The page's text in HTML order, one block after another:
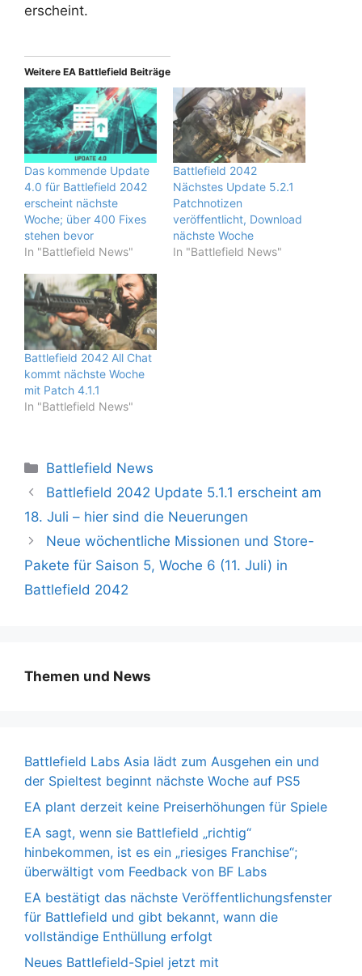
erscheint.
Weitere EA Battlefield Beiträge
Das kommende Update
4.0 für Battlefield 2042
erscheint nächste
Woche; über 400 Fixes
stehen bevor
In "Battlefield News"
Battlefield 2042
Nächstes Update 5.2.1
Patchnotizen
veröffentlicht, Download
nächste Woche
In "Battlefield News"
Battlefield 2042 All Chat
kommt nächste Woche
mit Patch 4.1.1
In "Battlefield News"
Kategorien
Battlefield News
Battlefield 2042 Update 5.1.1 erscheint am
18. Juli – hier sind die Neuerungen
Neue wöchentliche Missionen und Store-
Pakete für Saison 5, Woche 6 (11. Juli) in
Battlefield 2042
Themen und News
Battlefield Labs Asia lädt zum Ausgehen ein und
der Spieltest beginnt nächste Woche auf PS5
EA plant derzeit keine Preiserhöhungen für Spiele
EA sagt, wenn sie Battlefield „richtig“
hinbekommen, ist es ein „riesiges Franchise“;
überwältigt vom Feedback von BF Labs
EA bestätigt das nächste Veröffentlichungsfenster
für Battlefield und gibt bekannt, wann die
vollständige Enthüllung erfolgt
Neues Battlefield-Spiel jetzt mit